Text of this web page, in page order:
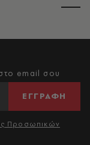
email σου
ΕΓΓΡΑΦΗ
Προσωπικών